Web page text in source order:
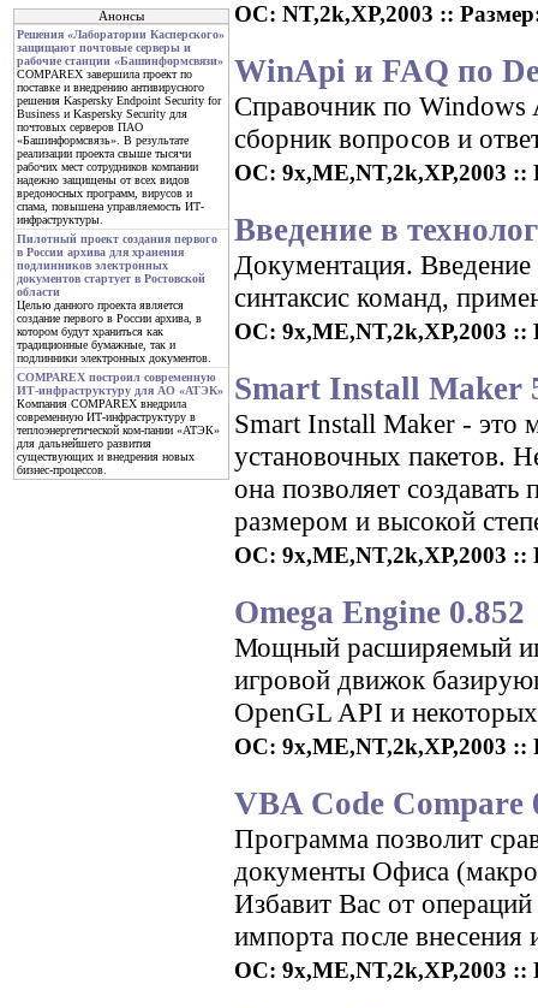
Анонсы
Решения «Лаборатории Касперского»
защищают почтовые серверы и
рабочие станции «Башинформсвязи»
COMPAREX завершила проект по
поставке и внедрению антивирусного
решения Kaspersky Endpoint Security for
Business и Kaspersky Security для
почтовых серверов ПАО
«Башинформсвязь». В результате
реализации проекта свыше тысячи
рабочих мест сотрудников компании
надежно защищены от всех видов
вредоносных программ, вирусов и
спама, повышена управляемость ИТ-
инфраструктуры.
Пилотный проект создания первого
в России архива для хранения
подлинников электронных
документов стартует в Ростовской
области
Целью данного проекта является
создание первого в России архива, в
котором будут храниться как
традиционные бумажные, так и
подлинники электронных документов.
COMPAREX построил современную
ИТ-инфраструктуру для АО «АТЭК»
Компания COMPAREX внедрила
современную ИТ-инфраструктуру в
теплоэнергетической ком-пании «АТЭК»
для дальнейшего развития
существующих и внедрения новых
бизнес-процессов.
ОС: NT,2k,XP,2003 ::
WinApi и FAQ по
Справочник по
сборник вопросов и
ОС: 9x,ME,NT,2k,XP,2003 ::
Введение в
Документация.
синтаксис команд,
ОС: 9x,ME,NT,2k,XP,2003 ::
Smart Install Maker
Smart Install Maker - это
установочных пакетов.
она позволяет
размером и высокой
ОС: 9x,ME,NT,2k,XP,2003 ::
Omega Engine 0.852
Мощный расширяемый
игровой движок
OpenGL API и
ОС: 9x,ME,NT,2k,XP,2003 ::
VBA Code Compare
Программа позволит
документы Офиса
Избавит Вас от
импорта после внесения
ОС: 9x,ME,NT,2k,XP,2003 ::